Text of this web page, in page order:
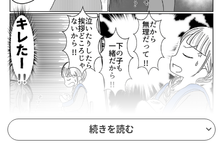
ウーマンエキサイト 続きを読む